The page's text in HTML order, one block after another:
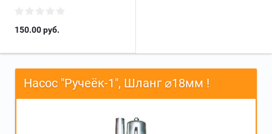
150.00руб.
Насос "Ручеёк-1", Шланг ⌀18мм !